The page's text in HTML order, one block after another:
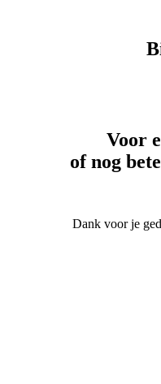
Voor
of nog
Dank voor je